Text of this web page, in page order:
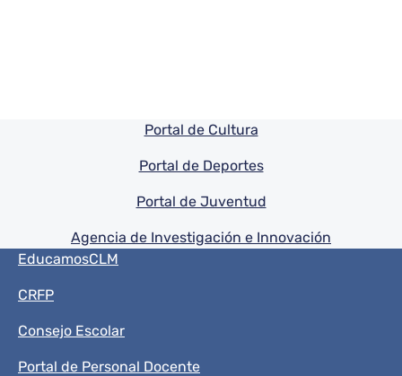
Pie de pagina información
Portal de Cultura
Portal de Deportes
Portal de Juventud
Agencia de Investigación e Innovación
Menú del pie
EducamosCLM
CRFP
Consejo Escolar
Portal de Personal Docente